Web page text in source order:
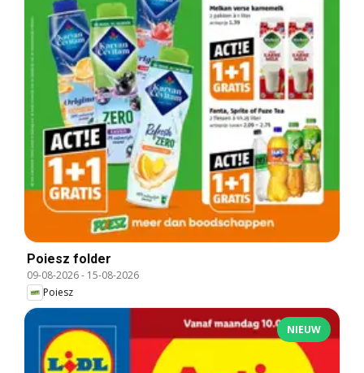
Poiesz folder
09-08-2026- 15-08-2026
Poiesz
NIEUW